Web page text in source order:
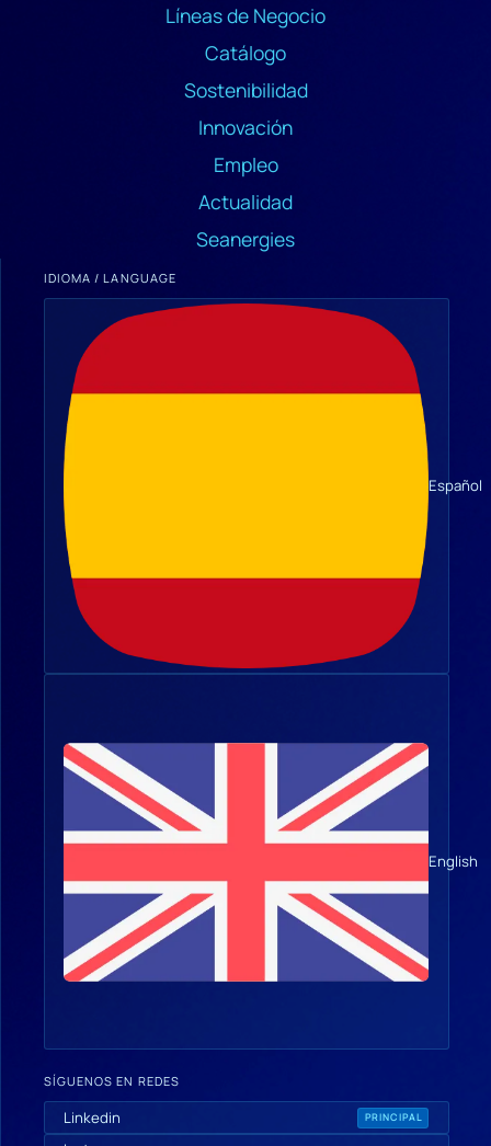
Líneas de Negocio
Catálogo
Sostenibilidad
Innovación
Empleo
Actualidad
Seanergies
IDIOMA / LANGUAGE
Español
English
SÍGUENOS EN REDES
Linkedin PRINCIPAL